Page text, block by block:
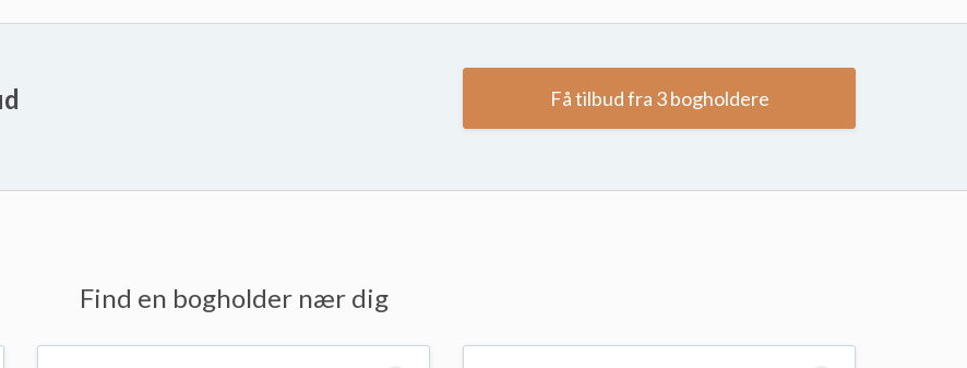
Få tilbud fra 3 bogholdere
Find en bogholder nær dig